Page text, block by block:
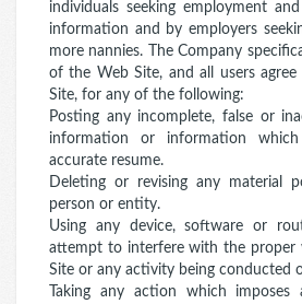
individuals seeking employment
information and by employers
more nannies. The Company
of the Web Site, and all users
Site, for any of the following:
Posting any incomplete, false or
information or information
accurate resume.
Deleting or revising any material
person or entity.
Using any device, software or
attempt to interfere with the proper
Site or any activity being conducted
Taking any action which imposes